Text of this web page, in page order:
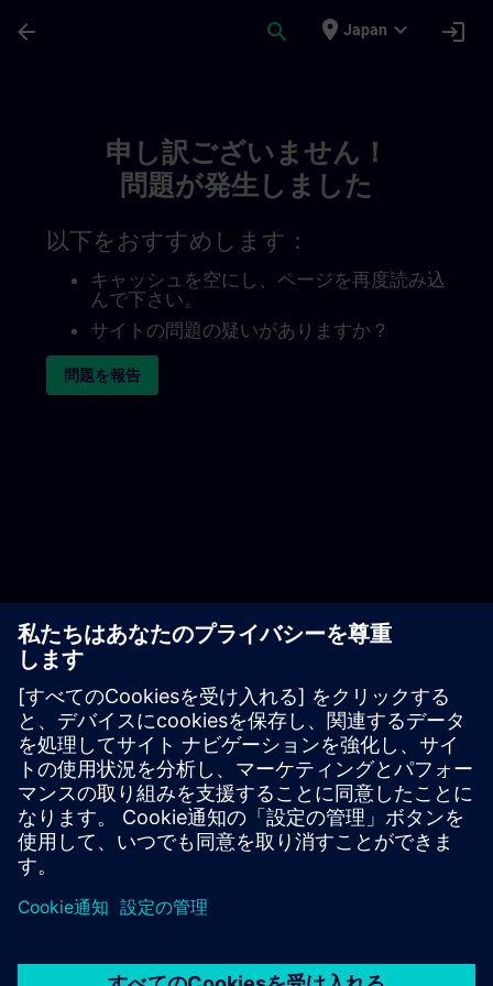
arrow_back search place Japan expand_more login
申し訳ございません！
問題が発生しました
以下をおすすめします：
キャッシュを空にし、ページを再度読み込
んで下さい。
サイトの問題の疑いがありますか？
問題を報告